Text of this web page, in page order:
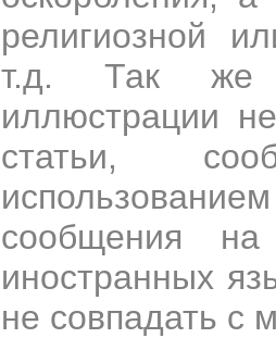
религиозной
т.д. Так же
иллюстрации
статьи,
сообщения
иностранных
не совпадать с